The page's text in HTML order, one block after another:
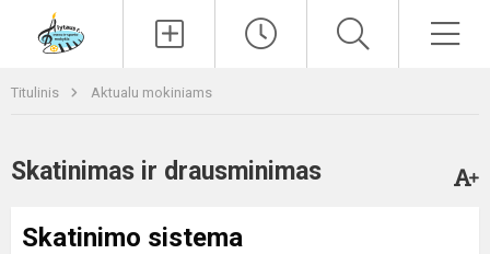
Titulinis Aktualu mokiniams
Skatinimas ir drausminimas
Skatinimo sistema